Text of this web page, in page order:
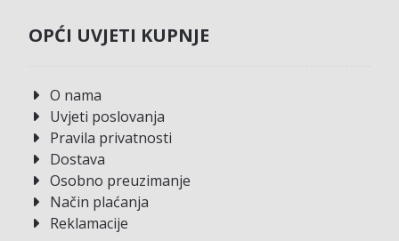
OPĆI UVJETI KUPNJE
O nama
Uvjeti poslovanja
Pravila privatnosti
Dostava
Osobno preuzimanje
Način plaćanja
Reklamacije